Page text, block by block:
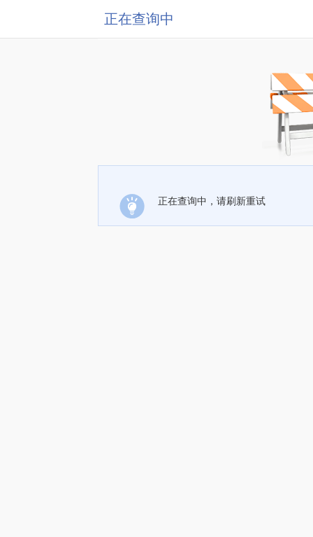
正在查询中
正在查询中，请刷新重试